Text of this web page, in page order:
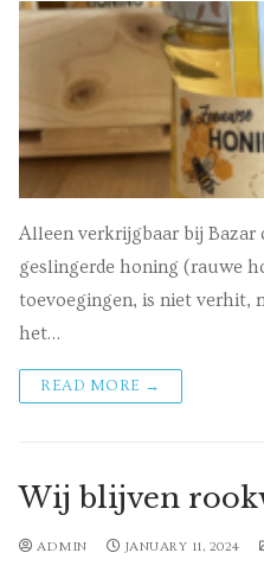
Alleen verkrijgbaar bij Bazar
geslingerde honing (rauwe
toevoegingen, is niet verhit,
het…
READ MORE →
Wij blijven
ADMIN JANUARY 11, 2024